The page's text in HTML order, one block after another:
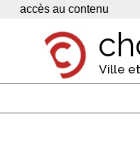
Panneau de gestion des cookies
accès au contenu
Ville